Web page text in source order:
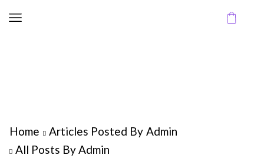
Home Articles Posted By Admin
All Posts By Admin